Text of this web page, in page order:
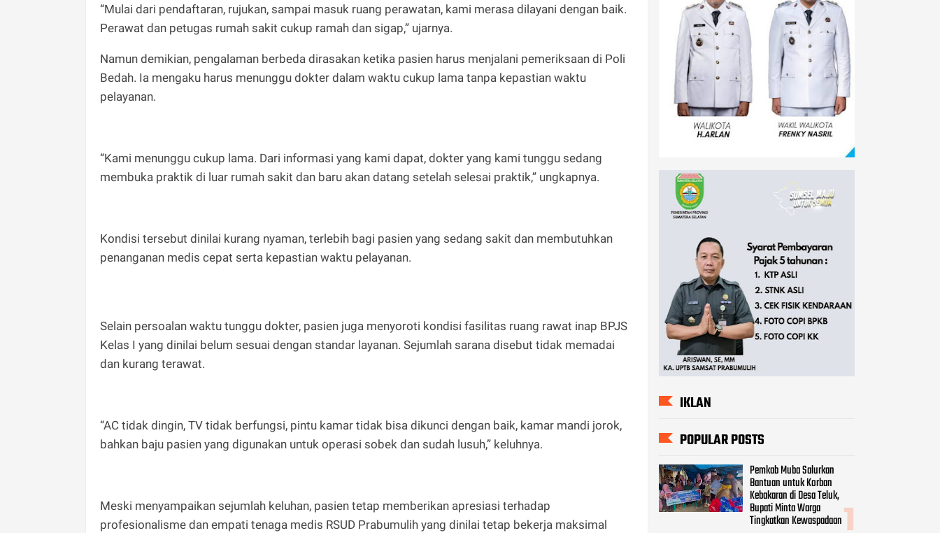
“Mulai dari pendaftaran, rujukan, sampai masuk ruang perawatan, kami merasa dilayani dengan baik.
Perawat dan petugas rumah sakit cukup ramah dan sigap,” ujarnya.
Namun demikian, pengalaman berbeda dirasakan ketika pasien harus menjalani pemeriksaan di Poli
Bedah. Ia mengaku harus menunggu dokter dalam waktu cukup lama tanpa kepastian waktu
pelayanan.
“Kami menunggu cukup lama. Dari informasi yang kami dapat, dokter yang kami tunggu sedang
membuka praktik di luar rumah sakit dan baru akan datang setelah selesai praktik,” ungkapnya.
Kondisi tersebut dinilai kurang nyaman, terlebih bagi pasien yang sedang sakit dan membutuhkan
penanganan medis cepat serta kepastian waktu pelayanan.
Selain persoalan waktu tunggu dokter, pasien juga menyoroti kondisi fasilitas ruang rawat inap BPJS
Kelas I yang dinilai belum sesuai dengan standar layanan. Sejumlah sarana disebut tidak memadai
dan kurang terawat.
“AC tidak dingin, TV tidak berfungsi, pintu kamar tidak bisa dikunci dengan baik, kamar mandi jorok,
bahkan baju pasien yang digunakan untuk operasi sobek dan sudah lusuh,” keluhnya.
Meski menyampaikan sejumlah keluhan, pasien tetap memberikan apresiasi terhadap
profesionalisme dan empati tenaga medis RSUD Prabumulih yang dinilai tetap bekerja maksimal
IKLAN
POPULAR POSTS
Pemkab Muba Salurkan
Bantuan untuk Korban
Kebakaran di Desa Teluk,
Bupati Minta Warga
Tingkatkan Kewaspadaan